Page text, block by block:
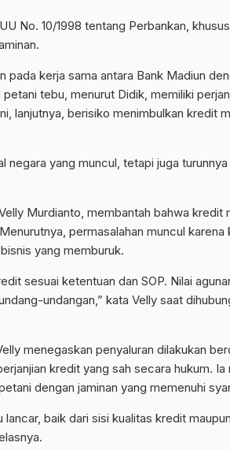
No. 10/1998 tentang Perbankan,
pada kerja sama antara Bank Madiun
tebu, menurut Didik, memiliki
lanjutnya, berisiko menimbulkan kredit
negara yang muncul, tetapi juga
Murdianto, membantah bahwa kredit
permasalahan muncul karena
yang memburuk.
sesuai ketentuan dan SOP. Nilai
undangan,” kata Velly saat
menegaskan penyaluran dilakukan
kredit yang sah secara hukum. Ia
dengan jaminan yang memenuhi
baik dari sisi kualitas kredit